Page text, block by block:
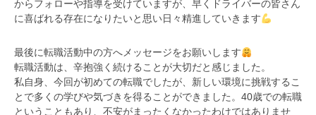
からフォローや指導を受けていますが、早くドライバーの皆さん
に喜ばれる存在になりたいと思い日々精進していきます
最後に転職活動中の方へメッセージをお願いします
転職活動は、辛抱強く続けることが大切だと感じました。
私自身、今回が初めての転職でしたが、新しい環境に挑戦するこ
とで多くの学びや気づきを得ることができました。40歳での転職
ということもあり、不安がまったくなかったわけではありませ